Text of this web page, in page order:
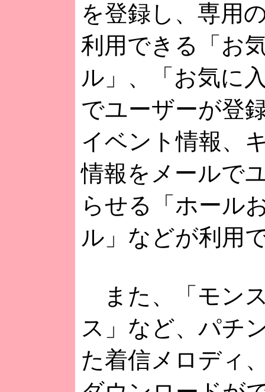
を登録し、専用
利用できる「お
ル」、「お気に
でユーザーが登
イベント情報、
情報をメールで
らせる「ホール
ル」などが利用
また、「モン
ス」など、パチ
た着信メロディ